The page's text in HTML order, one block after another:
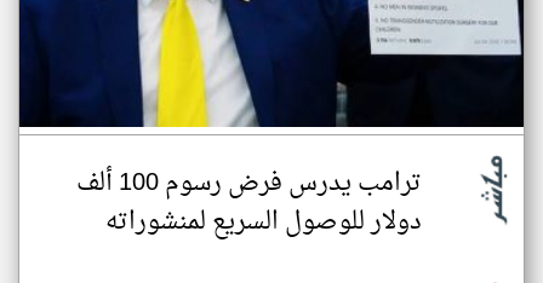
ترامب يدرس فرض رسوم 100 ألف
دولار للوصول السريع لمنشوراته